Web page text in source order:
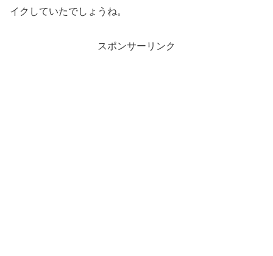
イクしていたでしょうね。
スポンサーリンク